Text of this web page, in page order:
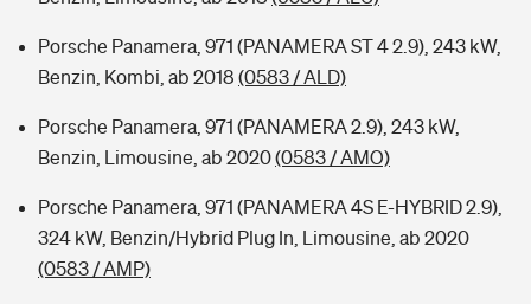
Porsche Panamera, 971 (PANAMERA ST 4 2.9), 243 kW,
Benzin, Kombi, ab 2018 (0583 / ALD)
Porsche Panamera, 971 (PANAMERA 2.9), 243 kW,
Benzin, Limousine, ab 2020(0583 / AMO)
Porsche Panamera, 971 (PANAMERA 4S E-HYBRID 2.9),
324 kW, Benzin/Hybrid Plug In, Limousine, ab 2020
(0583 / AMP)